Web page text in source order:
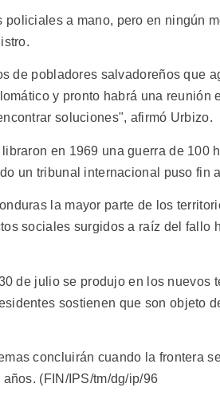
policiales a mano, pero en ningún
de pobladores salvadoreños que
y pronto habrá una reunión
soluciones", afirmó Urbizo.
en 1969 una guerra de 100
un tribunal internacional puso fin
la mayor parte de los
sociales surgidos a raíz del fallo
de julio se produjo en los nuevos
sostienen que son objeto
concluirán cuando la frontera
(FIN/IPS/tm/dg/ip/96